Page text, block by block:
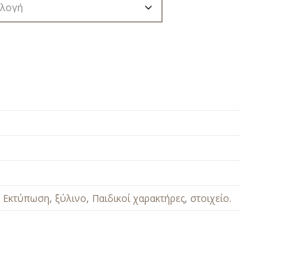
Εκτύπωση,ξύλινο, Παιδικοί χαρακτήρες, στοιχείο.